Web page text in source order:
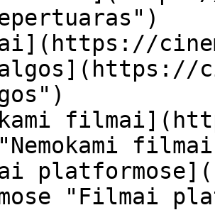
"Filmai